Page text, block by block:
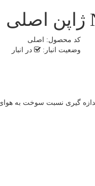
کد محصول:
اصلی
وضعیت انبار:
در انبار
گیری نسبت سوخت به